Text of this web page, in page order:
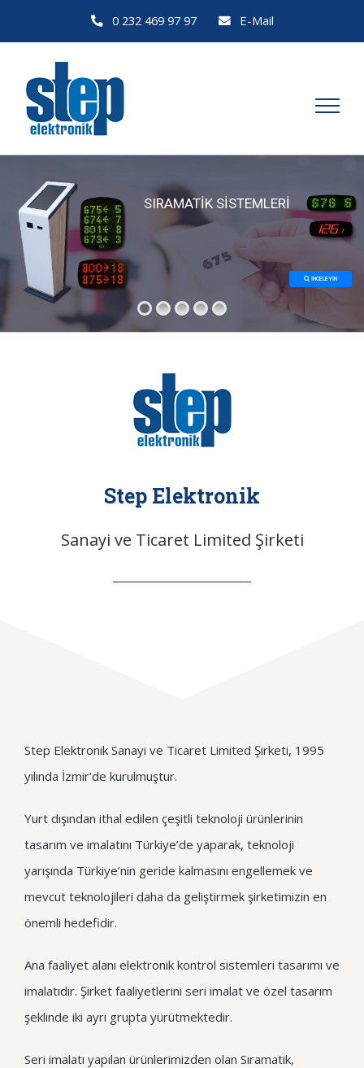
to
0 232 469 97 97 E-Mail
SIRAMATİK SİSTEMLERİ
İNCELEYİN
Step Elektronik
Sanayi ve Ticaret Limited Şirketi
Step Elektronik Sanayi ve Ticaret Limited Şirketi, 1995
yılında İzmir’de kurulmuştur.
Yurt dışından ithal edilen çeşitli teknoloji ürünlerinin
tasarım ve imalatını Türkiye’de yaparak, teknoloji
yarışında Türkiye’nin geride kalmasını engellemek ve
mevcut teknolojileri daha da geliştirmek şirketimizin en
önemli hedefidir.
Ana faaliyet alanı elektronik kontrol sistemleri tasarımı ve
imalatıdır. Şirket faaliyetlerini seri imalat ve özel tasarım
şeklinde iki ayrı grupta yürütmektedir.
Seri imalatı yapılan ürünlerimizden olan Sıramatik,